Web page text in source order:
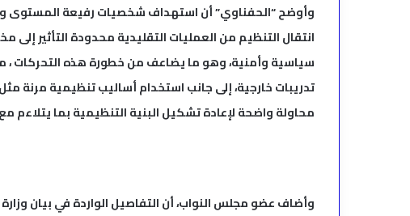
وأوضح “الحفناوي” أن استهداف شخصيات رفيعة المستوى
انتقال التنظيم من العمليات التقليدية محدودة التأثير
سياسية وأمنية، وهو ما يضاعف من خطورة هذه التحركات ،
تدريبات خارجية، إلى جانب استخدام أساليب تنظيمية مرنة
محاولة واضحة لإعادة تشكيل البنية التنظيمية بما يتلاءم
وأضاف عضو مجلس النواب، أن التفاصيل الواردة في بيان